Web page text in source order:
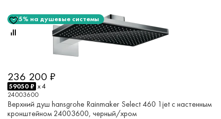
-15% на душевые системы
236 200 ₽
59050 ₽ x 4
24003600
Верхний душ hansgrohe Rainmaker Select 460 1jet с настенным
кронштейном 24003600, черный/хром